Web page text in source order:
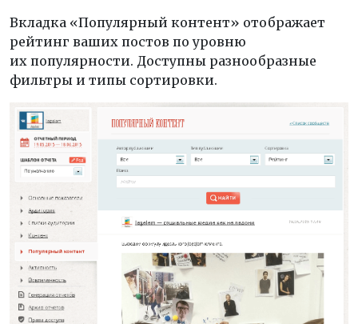
Вкладка «Популярный контент» отображает
рейтинг ваших постов по уровню
их популярности. Доступны разнообразные
фильтры и типы сортировки.